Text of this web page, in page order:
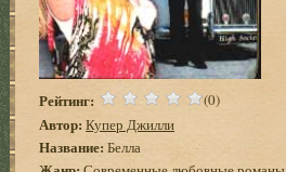
Рейтинг: (0)
Автор: Купер Джилли
Название: Белла